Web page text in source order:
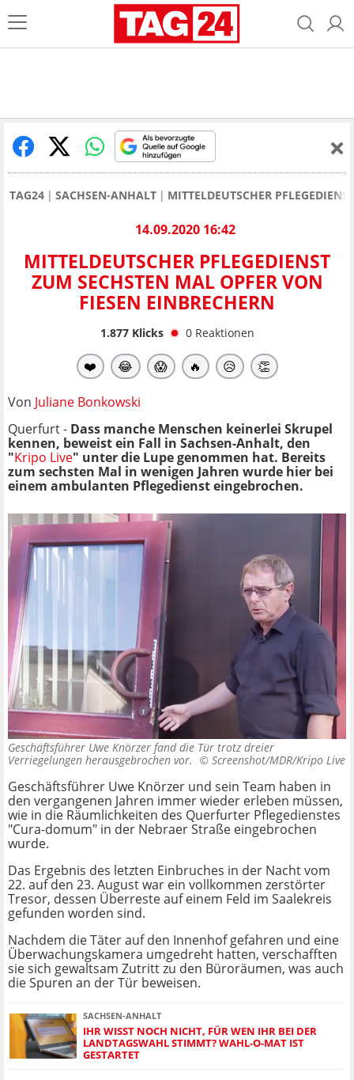
TAG24 SACHSEN-ANHALT MITTELDEUTSCHER
14.09.2020 16:42
MITTELDEUTSCHER PFLEGEDIENST
ZUM SECHSTEN MAL OPFER VON
FIESEN EINBRECHERN
1.877Klicks 0 Reaktionen
❤️ 😂 😱 🔥 😥 👏
Von Juliane Bonkowski
Querfurt - Dass manche Menschen keinerlei Skrupel
kennen, beweist ein Fall in Sachsen-Anhalt, den
"Kripo Live" unter die Lupe genommen hat. Bereits
zum sechsten Mal in wenigen Jahren wurde hier bei
einem ambulanten Pflegedienst eingebrochen.
Geschäftsführer Uwe Knörzer fand die Tür trotz dreier
Verriegelungen herausgebrochen vor. © Screenshot/MDR/Kripo Live
Geschäftsführer Uwe Knörzer und sein Team haben in
den vergangenen Jahren immer wieder erleben müssen,
wie in die Räumlichkeiten des Querfurter Pflegedienstes
"Cura-domum" in der Nebraer Straße eingebrochen
wurde.
Das Ergebnis des letzten Einbruches in der Nacht vom
22. auf den 23. August war ein vollkommen zerstörter
Tresor, dessen Überreste auf einem Feld im Saalekreis
gefunden worden sind.
Nachdem die Täter auf den Innenhof gefahren und eine
Überwachungskamera umgedreht hatten, verschafften
sie sich gewaltsam Zutritt zu den Büroräumen, was auch
die Spuren an der Tür beweisen.
SACHSEN-ANHALT
IHR WISST NOCH NICHT, FÜR WEN IHR BEI DER
LANDTAGSWAHL STIMMT? WAHL-O-MAT IST
GESTARTET